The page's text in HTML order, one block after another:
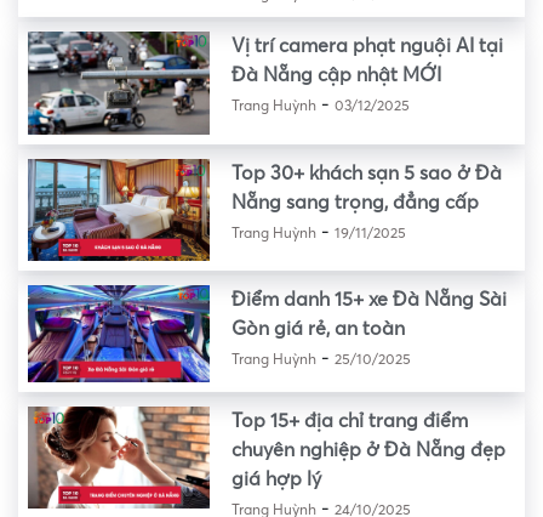
Vị trí camera phạt nguội AI tại
Đà Nẵng cập nhật MỚI
Trang Huỳnh- 03/12/2025
Top 30+ khách sạn 5 sao ở Đà
Nẵng sang trọng, đẳng cấp
Trang Huỳnh- 19/11/2025
Điểm danh 15+ xe Đà Nẵng Sài
Gòn giá rẻ, an toàn
Trang Huỳnh- 25/10/2025
Top 15+ địa chỉ trang điểm
chuyên nghiệp ở Đà Nẵng đẹp
giá hợp lý
Trang Huỳnh- 24/10/2025